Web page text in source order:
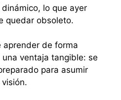
lo que ayer
quedar obsoleto.
aprender de forma
ventaja tangible: se
para asumir